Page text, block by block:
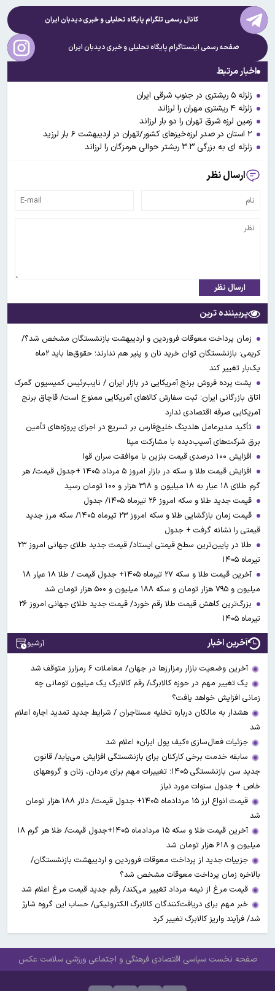
کانال رسمی تلگرام پایگاه تحلیلی و خبریدیدبان ایران
صفحه رسمی اینستاگرام پایگاه تحلیلی و خبریدیدبان ایران
اخبار مرتبط
زلزله ۵ ریشتری در جنوب شرقی ایران
زلزله ۴ ریشتری مهران را لرزاند
زمین لرزه شرق تهران را دو بار لرزاند
۲ استان در صدر لرزه‌خیزهای کشور/تهران در اردیبهشت ۶ بار لرزید
زلزله ای به بزرگی ۳.۳ ریشتر حوالی هرمزگان را لرزاند
ارسال نظر
ارسال نظر
پربیننده ترین
زمان پرداخت معوقات فروردین و اردیبهشت بازنشستگان مشخص شد؟/
کریمی: بازنشستگان توان خرید نان و پنیر هم ندارند؛ حقوق‌ها باید ۲ماه
یک‌بار تغییر کند
پشت پرده فروش برنج آمریکایی در بازار ایران / نایب‌رئیس کمیسیون گمرک
اتاق بازرگانی ایران؛ ثبت سفارش کالاهای آمریکایی ممنوع است/ قاچاق برنج
آمریکایی صرفه اقتصادی ندارد
تأکید مدیرعامل هلدینگ خلیج‌فارس بر تسریع در اجرای پروژه‌های تأمین
برق شرکت‌های آسیب‌دیده با مشارکت مپنا
افزایش ۱۰۰ درصدی قیمت بنزین با موافقت سران قوا
افزایش قیمت طلا و سکه در بازار امروز ۵ مرداد ۱۴۰۵ +جدول قیمت/ هر
گرم طلای ۱۸ عیار به ۱۸ میلیون و ۳۱۸ هزار و ۱۰۰ تومان رسید
قیمت جدید طلا و سکه امروز ۲۶ تیرماه ۱۴۰۵/ جدول
قیمت زمان بازگشایی طلا و سکه امروز ۲۳ تیرماه ۱۴۰۵/ سکه مرز جدید
قیمتی را نشانه گرفت + جدول
طلا در پایین‌ترین سطح قیمتی ایستاد/ قیمت جدید طلای جهانی امروز ۲۳
تیرماه ۱۴۰۵
آخرین قیمت طلا و سکه ۲۷ تیرماه ۱۴۰۵+ جدول قیمت / طلا ۱۸ عیار ۱۸
میلیون و ۷۹۵ هزار تومان و سکه ۱۸۸ میلیون و ۵۰۰ هزار تومان شد
بزرگ‌ترین کاهش قیمت طلا رقم خورد/ قیمت جدید طلای جهانی امروز ۲۶
تیرماه ۱۴۰۵
آخرین اخبار آرشیو
آخرین وضعیت بازار رمزارزها در جهان/ معاملات ۶ رمزارز متوقف شد
یک تغییر مهم در حوزه کالابرگ/ رقم کالابرگ یک میلیون تومانی چه
زمانی افزایش خواهد یافت؟
هشدار به مالکان درباره تخلیه مستاجران / شرایط جدید تمدید اجاره اعلام
شد
جزئیات فعال‌سازی «کیف پول ایران» اعلام شد
سابقه خدمت برخی کارکنان برای بازنشستگی افزایش می‌یابد/ قانون
جدید سن بازنشستگی ۱۴۰۵؛ تغییرات مهم برای مردان، زنان و گروههای
خاص + جدول سنوات مورد نیاز
قیمت انواع ارز ۱۵ مردادماه ۱۴۰۵+ جدول قیمت/ دلار ۱۸۸ هزار تومان
شد
آخرین قیمت طلا و سکه ۱۵ مردادماه ۱۴۰۵+جدول قیمت/ طلا هر گرم ۱۸
میلیون و ۶۱۸ هزار تومان شد
جزییات جدید از پرداخت معوقات فروردین و اردیبهشت بازنشستگان/
بالاخره زمان پرداخت معوقات مشخص شد؟
قیمت مرغ از نیمه مرداد تغییر می‌کند/ رقم جدید قیمت مرغ اعلام شد
خبر مهم برای دریافت‌کنندگان کالابرگ الکترونیکی/ حساب این گروه شارژ
شد/ فرآیند واریز کالابرگ تغییر کرد
صفحه نخست سیاسی اقتصادی فرهنگی و اجتماعی ورزشی سلامت عکس